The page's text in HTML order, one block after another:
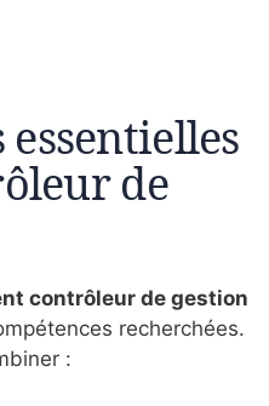
de
contrôleur de gestion
recherchées.
: